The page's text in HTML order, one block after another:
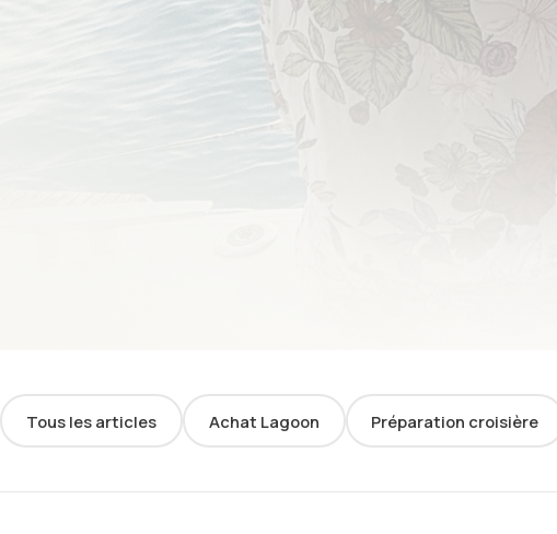
Tous les articles Achat Lagoon Préparation croisière